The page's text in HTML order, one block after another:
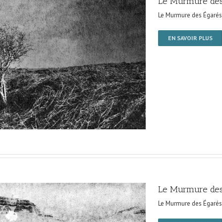
Le Murmure des Égarés
EN SAVOIR PLUS
Le Murmure
Le Murmure des Égarés